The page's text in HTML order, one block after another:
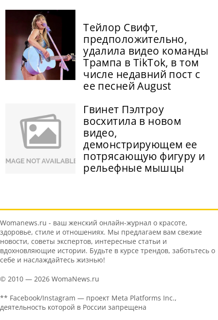
Тейлор Свифт,
предположительно,
удалила видео команды
Трампа в TikTok, в том
числе недавний пост с
ее песней August
Гвинет Пэлтроу
восхитила в новом
видео,
демонстрирующем ее
потрясающую фигуру и
рельефные мышцы
Womanews.ru - ваш женский онлайн-журнал о красоте,
здоровье, стиле и отношениях. Мы предлагаем вам свежие
новости, советы экспертов, интересные статьи и
вдохновляющие истории. Будьте в курсе трендов, заботьтесь о
себе и наслаждайтесь жизнью!
© 2010 — 2026 WomaNews.ru
** Facebook/Instagram — проект Meta Platforms Inc.,
деятельность которой в России запрещена